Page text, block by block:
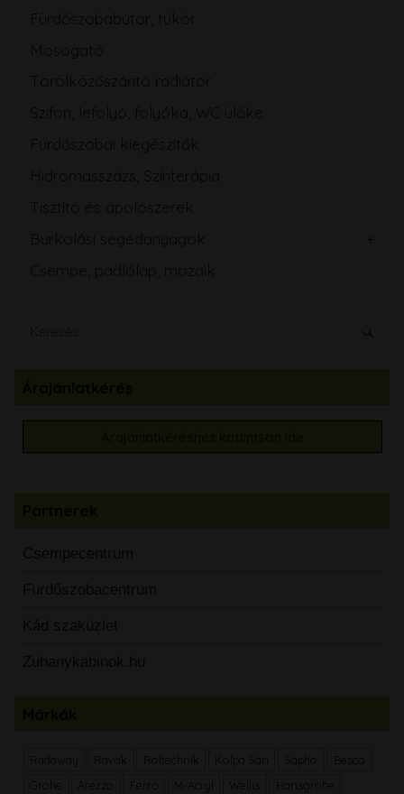
Fürdőszobabútor, tükör
Mosogató
Törölközőszárító radiátor
Szifon, lefolyó, folyóka, WC ülőke
Fürdőszobai kiegészítők
Hidromasszázs, Színterápia
Tisztító és ápolószerek
Burkolási segédanyagok
Csempe, padlólap, mozaik
Csempecentrum
Fürdőszobacentrum
Kád szaküzlet
Zuhanykabinok.hu
Roltechnik Kolpa San
Besco
Grohe
Arezzo Ferro M-Acryl Wellis
Hansgrohe